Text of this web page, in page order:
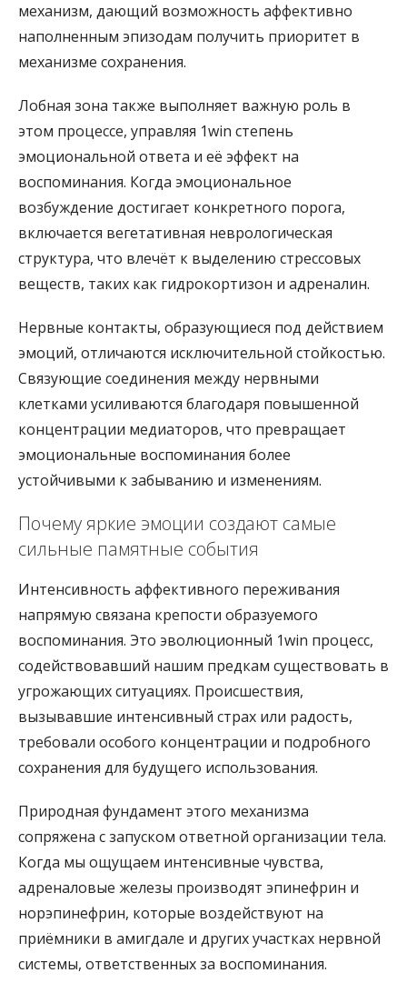
механизм, дающий возможность аффективно
наполненным эпизодам получить приоритет в
механизме сохранения.
Лобная зона также выполняет важную роль в
этом процессе, управляя 1win степень
эмоциональной ответа и её эффект на
воспоминания. Когда эмоциональное
возбуждение достигает конкретного порога,
включается вегетативная неврологическая
структура, что влечёт к выделению стрессовых
веществ, таких как гидрокортизон и адреналин.
Нервные контакты, образующиеся под действием
эмоций, отличаются исключительной стойкостью.
Связующие соединения между нервными
клетками усиливаются благодаря повышенной
концентрации медиаторов, что превращает
эмоциональные воспоминания более
устойчивыми к забыванию и изменениям.
Почему яркие эмоции создают самые
сильные памятные события
Интенсивность аффективного переживания
напрямую связана крепости образуемого
воспоминания. Это эволюционный 1win процесс,
содействовавший нашим предкам существовать в
угрожающих ситуациях. Происшествия,
вызывавшие интенсивный страх или радость,
требовали особого концентрации и подробного
сохранения для будущего использования.
Природная фундамент этого механизма
сопряжена с запуском ответной организации тела.
Когда мы ощущаем интенсивные чувства,
адреналовые железы производят эпинефрин и
норэпинефрин, которые воздействуют на
приёмники в амигдале и других участках нервной
системы, ответственных за воспоминания.